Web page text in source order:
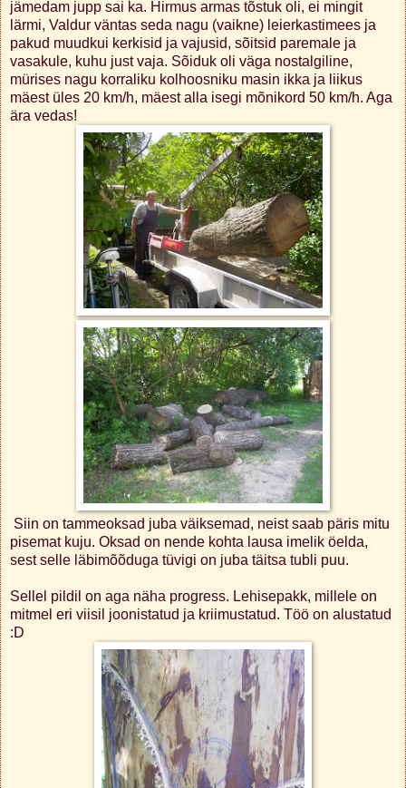
jämedam jupp sai ka. Hirmus armas tõstuk oli, ei mingit
lärmi, Valdur väntas seda nagu (vaikne) leierkastimees ja
pakud muudkui kerkisid ja vajusid, sõitsid paremale ja
vasakule, kuhu just vaja. Sõiduk oli väga nostalgiline,
mürises nagu korraliku kolhoosniku masin ikka ja liikus
mäest üles 20 km/h, mäest alla isegi mõnikord 50 km/h. Aga
ära vedas!
Siin on tammeoksad juba väiksemad, neist saab päris mitu
pisemat kuju. Oksad on nende kohta lausa imelik öelda,
sest selle läbimõõduga tüvigi on juba täitsa tubli puu.
Sellel pildil on aga näha progress. Lehisepakk, millele on
mitmel eri viisil joonistatud ja kriimustatud. Töö on alustatud
:D